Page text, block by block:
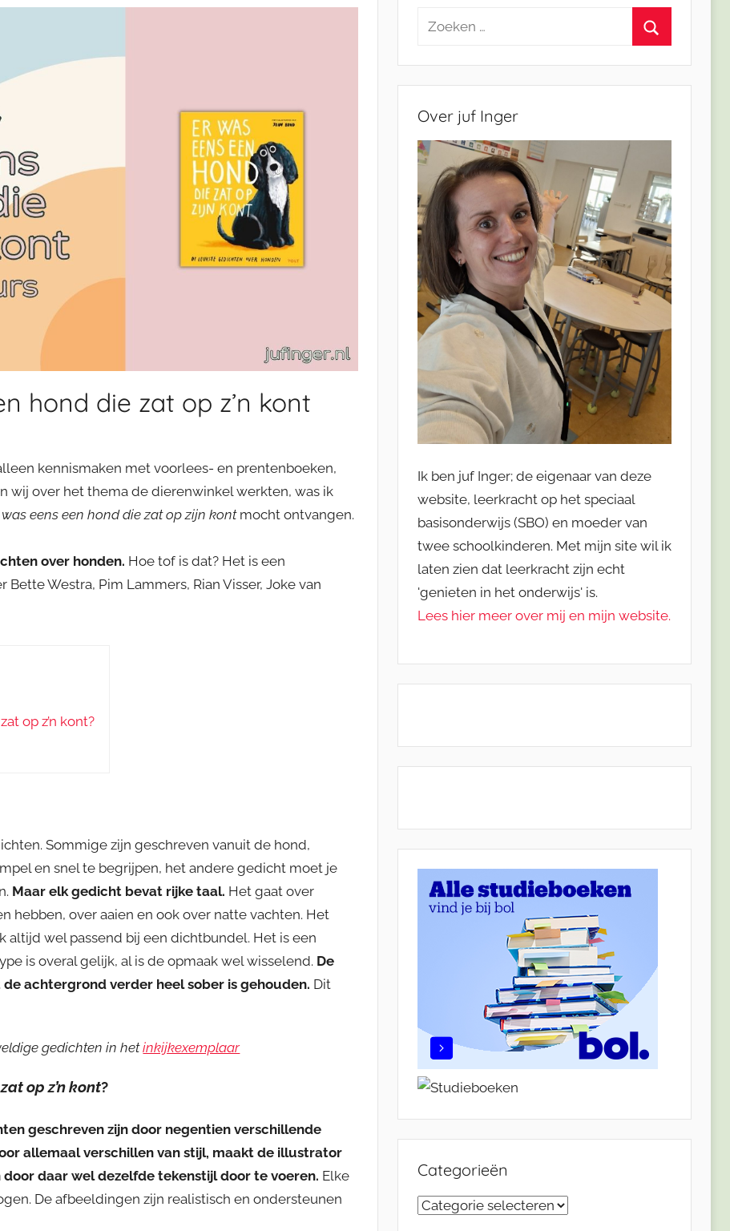
hond die zat op z’n kont
kennismaken met voorlees- en prentenboeken,
wij over het thema de dierenwinkel werkten, was ik
was eens een hond die zat op zijn kontmocht ontvangen.
over honden. Hoe tof is dat? Het is een
Westra, Pim Lammers, Rian Visser, Joke van
op z’n kont?
Sommige zijn geschreven vanuit de hond,
en snel te begrijpen, het andere gedicht moet je
Maar elk gedicht bevat rijke taal. Het gaat over
hebben, over aaien en ook over natte vachten. Het
altijd wel passend bij een dichtbundel. Het is een
is overal gelijk, al is de opmaak wel wisselend. De
achtergrond verder heel sober is gehouden. Dit
gedichten in hetinkijkexemplaar
op z’n kont?
geschreven zijn door negentien verschillende
allemaal verschillen van stijl, maakt de illustrator
door daar wel dezelfde tekenstijl door te voeren. Elke
De afbeeldingen zijn realistisch en ondersteunen
Zoeken
Over juf Inger
Ik ben juf Inger; de eigenaar van deze
website, leerkracht op het speciaal
basisonderwijs (SBO) en moeder van
twee schoolkinderen. Met mijn site wil ik
laten zien dat leerkracht zijn echt
'genieten in het onderwijs' is.
Lees hier meer over mij en mijn website.
Categorieën
Categorieën